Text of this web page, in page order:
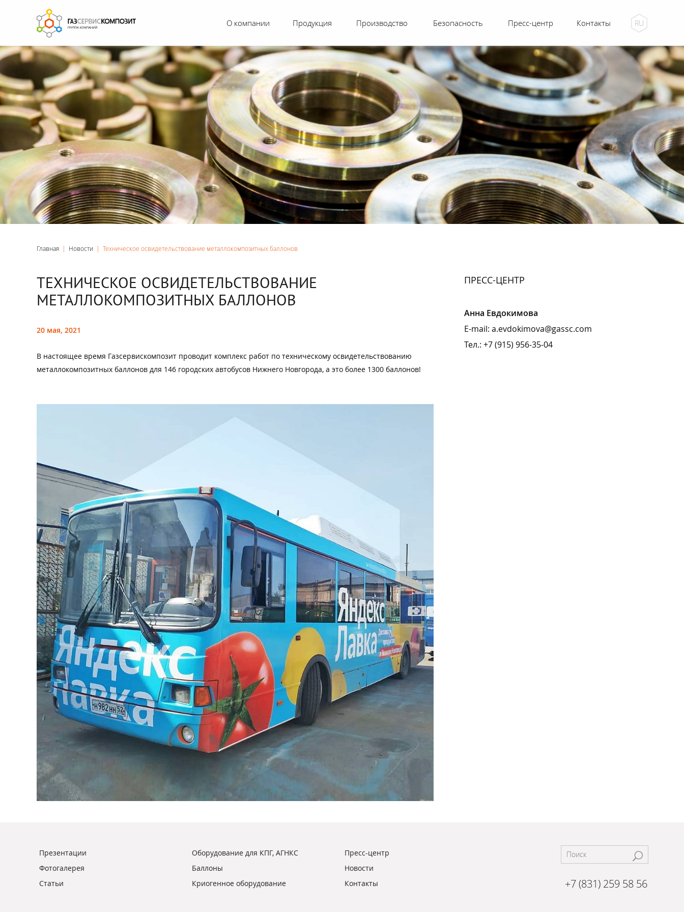
Главная | Новости | Техническое освидетельствование металлокомпозитных баллонов
ТЕХНИЧЕСКОЕ ОСВИДЕТЕЛЬСТВОВАНИЕ
МЕТАЛЛОКОМПОЗИТНЫХ БАЛЛОНОВ
20 мая, 2021
В настоящее время Газсервискомпозит проводит комплекс работ по техническому освидетельствованию
металлокомпозитных баллонов для 146 городских автобусов Нижнего Новгорода, а это более 1300 баллонов!
ПРЕСС-ЦЕНТР
Анна Евдокимова
E-mail: a.evdokimova@gassc.com
Тел.: +7 (915) 956-35-04
Презентации
Фотогалерея
Статьи
Оборудование для КПГ, АГНКС
Баллоны
Криогенное оборудование
Пресс-центр
Новости
Контакты
+7 (831) 259 58 56
RU
О компании Продукция Производство Безопасность Пресс-центр Контакты